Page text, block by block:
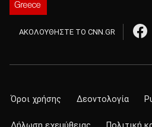
ΑΚΟΛΟΥΘΗΣΤΕ ΤΟ CNN.GR
Όροι χρήσης Δεοντολογία